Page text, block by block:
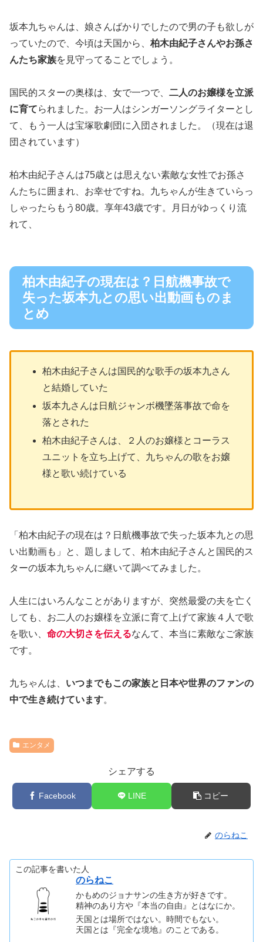
坂本九ちゃんは、娘さんばかりでしたので男の子も欲しが
っていたので、今頃は天国から、 柏木由紀子さんやお孫さ
んたち家族を見守ってることでしょう。
国民的スターの奥様は、女で一つで、 二人のお嬢様を立派
に育てられました。お一人はシンガーソングライターとし
て、もう一人は宝塚歌劇団に入団されました。（現在は退
団されています）
柏木由紀子さんは75歳とは思えない素敵な女性でお孫さ
んたちに囲まれ、お幸せですね。九ちゃんが生きていらっ
しゃったらもう80歳。享年43歳です。月日がゆっくり流
れて、
柏木由紀子の現在は？日航機事故で
失った坂本九との思い出動画ものま
とめ
柏木由紀子さんは国民的な歌手の坂本九さん
と結婚していた
坂本九さんは日航ジャンボ機墜落事故で命を
落とされた
柏木由紀子さんは、２人のお嬢様とコーラス
ユニットを立ち上げて、九ちゃんの歌をお嬢
様と歌い続けている
「柏木由紀子の現在は？日航機事故で失った坂本九との思
い出動画も」と、題しまして、柏木由紀子さんと国民的ス
ターの坂本九ちゃんに継いて調べてみました。
人生にはいろんなことがありますが、突然最愛の夫を亡く
しても、お二人のお嬢様を立派に育て上げて家族４人で歌
を歌い、 命の大切さを伝えるなんて、本当に素敵なご家族
です。
九ちゃんは、 いつまでもこの家族と日本や世界のファンの
中で生き続けています。
エンタメ
シェアする
Facebook LINE コピー
のらねこ
この記事を書いた人
のらねこ
かもめのジョナサンの生き方が好きです。
精神のあり方や『本当の自由』とはなにか。
天国とは場所ではない。時間でもない。
天国とは『完全な境地』のことである。